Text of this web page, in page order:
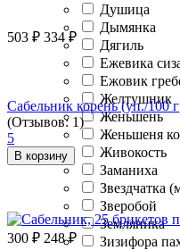
Душица
Дымянка
Дягиль
Ежевика
Ежовик
Желтушник
Женьшень
Женьшеня
Живокость
Заманиха
Звездчатка
Зверобой
Земляника
Зизифора
503 ₽ 334 ₽
Сабельник корень (уп./100
(Отзывов: 1)
5
В корзину
300 ₽ 248 ₽